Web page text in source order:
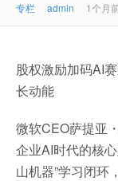
专栏 admin 1个月
股权激励加码AI
长动能
微软CEO萨提亚
企业AI时代的核
山机器”学习闭环